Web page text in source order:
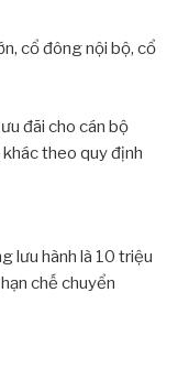
cổ đông nội bộ, cổ
đãi cho cán bộ
theo quy định
lưu hành là 10 triệu
chế chuyển